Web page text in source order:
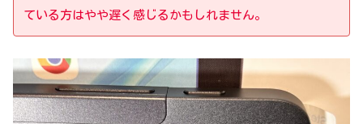
ている方はやや遅く感じるかもしれません。